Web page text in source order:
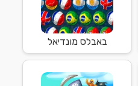
באבלס מונדיאל